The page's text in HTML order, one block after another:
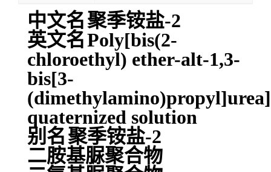
中文名聚季铵盐-2
英文名Poly[bis(2-
chloroethyl) ether-alt-1,3-
bis[3-
quaternized solution
别名聚季铵盐-2
二胺基脲聚合物